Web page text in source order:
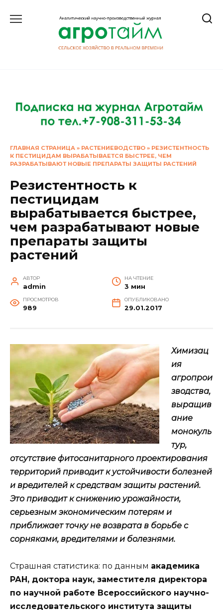
ГЛАВНАЯ СТРАНИЦА » РАСТЕНИЕВОДСТВО » РЕЗИСТЕНТНОСТЬ
К ПЕСТИЦИДАМ ВЫРАБАТЫВАЕТСЯ БЫСТРЕЕ, ЧЕМ
РАЗРАБАТЫВАЮТ НОВЫЕ ПРЕПАРАТЫ ЗАЩИТЫ РАСТЕНИЙ
Резистентность к
пестицидам
вырабатывается быстрее,
чем разрабатывают новые
препараты защиты
растений
АВТОР
admin
НА ЧТЕНИЕ
3 мин
ПРОСМОТРОВ
989
ОПУБЛИКОВАНО
29.01.2017
Химизац
ия
агропрои
зводства,
выращив
ание
монокуль
тур,
отсутствие фитосанитарного проектирования
территорий приводит к устойчивости болезней
и вредителей к средствам защиты растений.
Это приводит к снижению урожайности,
серьезным экономическим потерям и
приближает точку не возврата в борьбе с
сорняками, вредителями и болезнями.
Страшная статистика: по данным академика
РАН, доктора наук, заместителя директора
по научной работе Всероссийского научно-
исследовательского института защиты